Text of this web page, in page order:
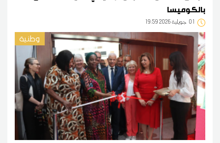
بالكوميسا
01 19:59 2026 جويلية
وطنية